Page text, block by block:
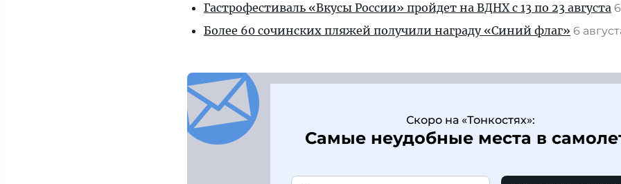
Гастрофестиваль «Вкусы России» пройдет на ВДНХ с 13 по 23 августа
Более 60 сочинских пляжей получили награду «Синий флаг» 6
Скоро на «Тонкостях»:
Самые неудобные места в